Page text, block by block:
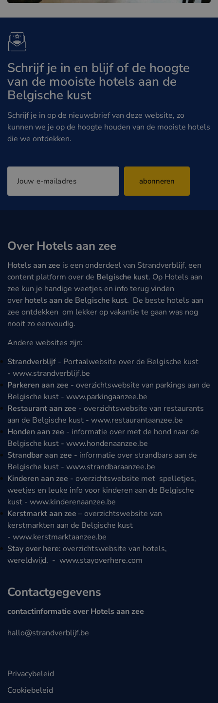
Schrijf je in en blijf of de hoogte
van de mooiste hotels aan de
Belgische kust
Schrijf je in op de nieuwsbrief van deze website, zo
kunnen we je op de hoogte houden van de mooiste hotels
die we ontdekken.
abonneren
Over Hotels aan zee
Hotels aan zee is een onderdeel van Strandverblijf, een
content platform over de Belgische kust. Op Hotels aan
zee kun je handige weetjes en info terug vinden
over hotels aan de Belgische kust. De beste hotels aan
zee ontdekken om lekker op vakantie te gaan was nog
nooit zo eenvoudig.
Andere websites zijn:
Strandverblijf - Portaalwebsite over de Belgische kust
- www.strandverblijf.be
Parkeren aan zee - overzichtswebsite van parkings aan de
Belgische kust - www.parkingaanzee.be
Restaurant aan zee - overzichtswebsite van restaurants
aan de Belgische kust - www.restaurantaanzee.be
Honden aan zee - informatie over met de hond naar de
Belgische kust - www.hondenaanzee.be
Strandbar aan zee - informatie over strandbars aan de
Belgische kust - www.strandbaraanzee.be
Kinderen aan zee - overzichtswebsite met spelletjes,
weetjes en leuke info voor kinderen aan de Belgische
kust - www.kinderenaanzee.be
Kerstmarkt aan zee – overzichtswebsite van
kerstmarkten aan de Belgische kust
- www.kerstmarktaanzee.be
Stay over here: overzichtswebsite van hotels,
wereldwijd. - www.stayoverhere.com
Contactgegevens
contactinformatie over Hotels aan zee
hallo@strandverblijf.be
Privacybeleid
Cookiebeleid